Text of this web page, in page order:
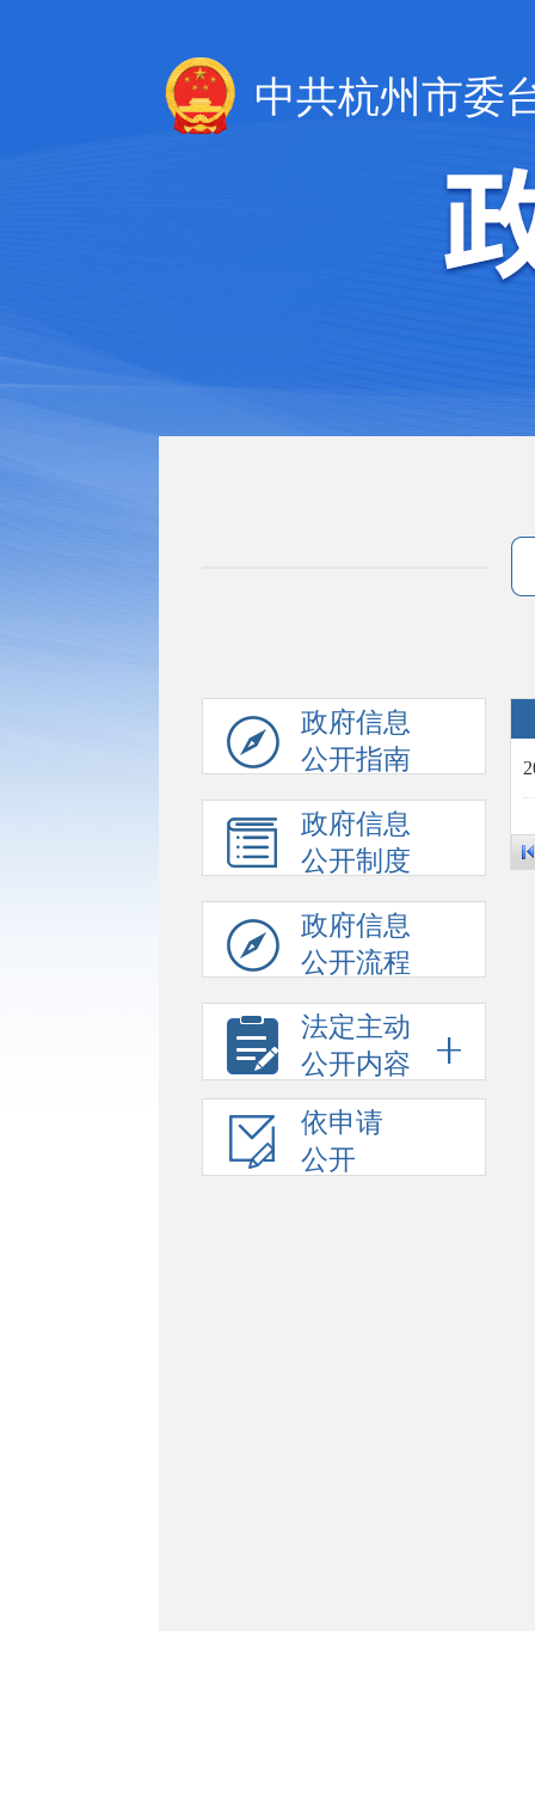
中共杭州市委
政府信息
公开指南
政府信息
公开制度
政府信息
公开流程
法定主动
公开内容
依申请
公开